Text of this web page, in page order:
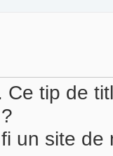
Ce tip de
un site